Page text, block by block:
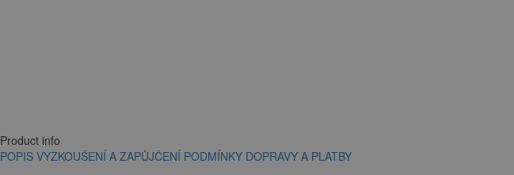
Product info
POPIS VYZKOUŠENÍ A ZAPŮJČENÍ PODMÍNKY DOPRAVY A PLATBY